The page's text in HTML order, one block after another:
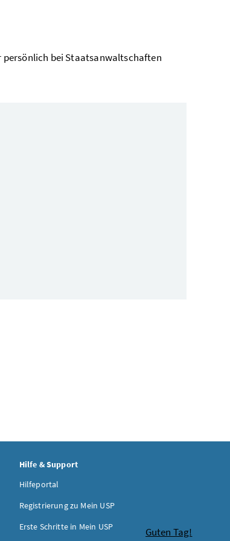
persönlich bei Staatsanwaltschaften
Hilfe & Support
Hilfeportal
Registrierung zu Mein USP
Erste Schritte in Mein USP
Chatbot
Guten Tag!